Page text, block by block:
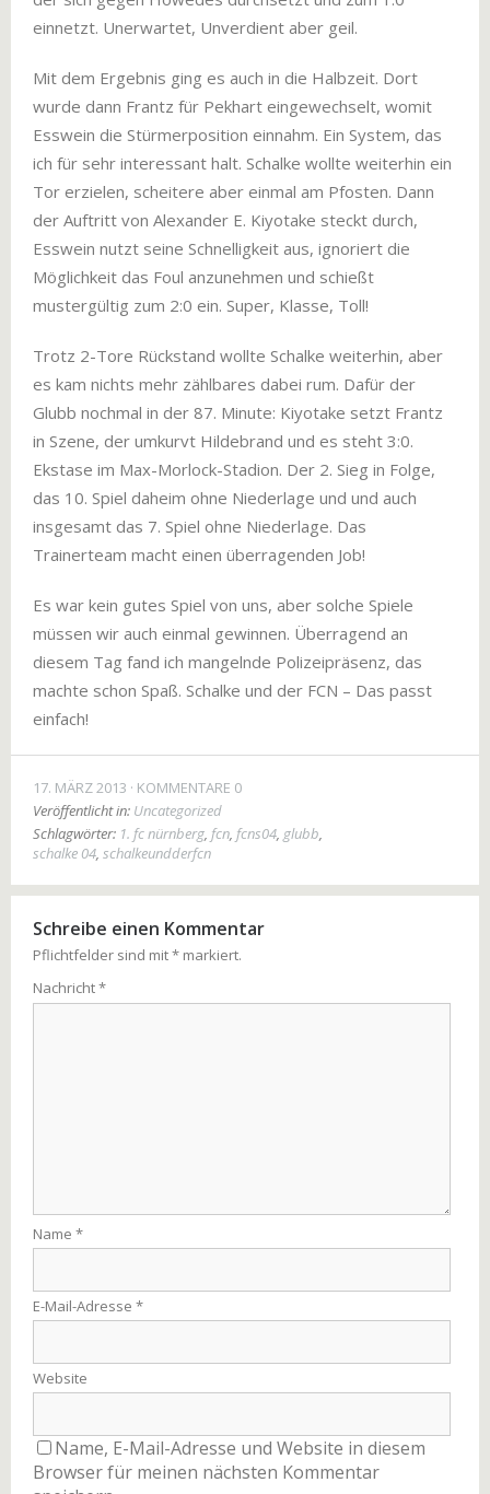
einnetzt. Unerwartet, Unverdient aber geil.
Mit dem Ergebnis ging es auch in die Halbzeit. Dort
wurde dann Frantz für Pekhart eingewechselt, womit
Esswein die Stürmerposition einnahm. Ein System, das
ich für sehr interessant halt. Schalke wollte weiterhin ein
Tor erzielen, scheitere aber einmal am Pfosten. Dann
der Auftritt von Alexander E. Kiyotake steckt durch,
Esswein nutzt seine Schnelligkeit aus, ignoriert die
Möglichkeit das Foul anzunehmen und schießt
mustergültig zum 2:0 ein. Super, Klasse, Toll!
Trotz 2-Tore Rückstand wollte Schalke weiterhin, aber
es kam nichts mehr zählbares dabei rum. Dafür der
Glubb nochmal in der 87. Minute: Kiyotake setzt Frantz
in Szene, der umkurvt Hildebrand und es steht 3:0.
Ekstase im Max-Morlock-Stadion. Der 2. Sieg in Folge,
das 10. Spiel daheim ohne Niederlage und und auch
insgesamt das 7. Spiel ohne Niederlage. Das
Trainerteam macht einen überragenden Job!
Es war kein gutes Spiel von uns, aber solche Spiele
müssen wir auch einmal gewinnen. Überragend an
diesem Tag fand ich mangelnde Polizeipräsenz, das
machte schon Spaß. Schalke und der FCN – Das passt
einfach!
17. MÄRZ 2013
KOMMENTARE 0
Veröffentlicht in: Uncategorized
Schlagwörter: 1. fc nürnberg, fcn, fcns04, glubb,
schalke 04, schalkeundderfcn
Schreibe einen Kommentar
Pflichtfelder sind mit* markiert.
Nachricht*
Name *
E-Mail-Adresse *
Website
Name, E-Mail-Adresse und Website in diesem
Browser für meinen nächsten Kommentar